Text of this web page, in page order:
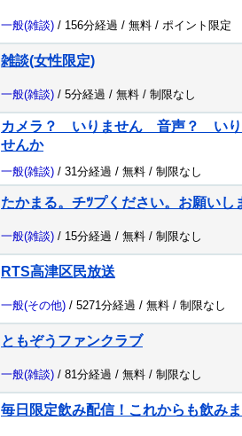
一般(雑談) / 156分経過 / 無料 / ポイント限定
雑談(女性限定)
一般(雑談) / 5分経過 / 無料 / 制限なし
カメラ？ いりません 音声？ いり
せんか
一般(雑談) / 31分経過 / 無料 / 制限なし
たかまる。チﾂプください。お願いし
一般(雑談) / 15分経過 / 無料 / 制限なし
RTS高津区民放送
一般(その他) / 5271分経過 / 無料 / 制限なし
ともぞうファンクラブ
一般(雑談) / 81分経過 / 無料 / 制限なし
毎日限定飲み配信！これからも飲み